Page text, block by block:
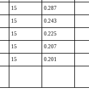
15 0.287
15 0.243
15 0.225
15 0.207
15 0.201